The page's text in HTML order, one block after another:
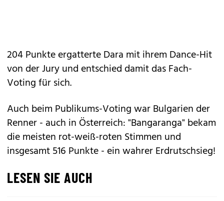
204 Punkte ergatterte Dara mit ihrem Dance-Hit
von der Jury und entschied damit das Fach-
Voting für sich.
Auch beim Publikums-Voting war Bulgarien der
Renner - auch in Österreich: "Bangaranga" bekam
die meisten rot-weiß-roten Stimmen und
insgesamt 516 Punkte - ein wahrer Erdrutschsieg!
LESEN SIE AUCH